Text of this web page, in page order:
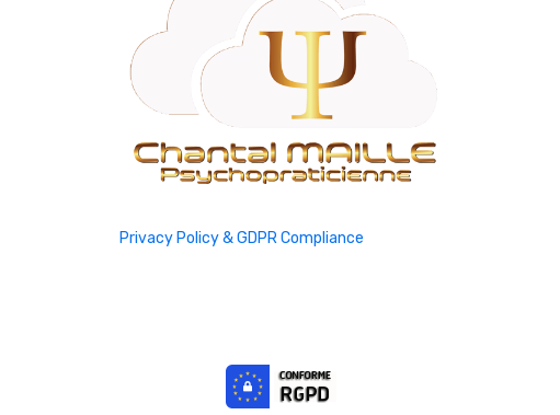
Privacy Policy & GDPR Compliance